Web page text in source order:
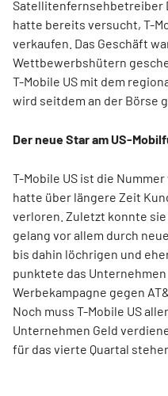
Satellitenfernsehbetreiber
hatte bereits versucht, T-
verkaufen. Das Geschäft
Wettbewerbshütern
T-Mobile US mit dem
wird seitdem an der Börse
Der neue Star am US-
T-Mobile US ist die
hatte über längere Zeit
verloren. Zuletzt konnte sie
gelang vor allem durch
bis dahin löchrigen und
punktete das
Werbekampagne gegen
Noch muss T-Mobile US
Unternehmen Geld
für das vierte Quartal